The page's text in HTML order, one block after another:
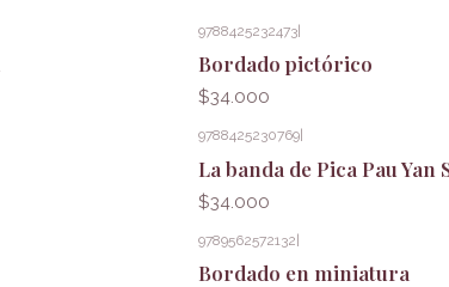
9788425232473|
Bordado pictórico
$34.000
9788425230769|
La banda de Pica Pau Yan
$34.000
9789562572132|
Bordado en miniatura